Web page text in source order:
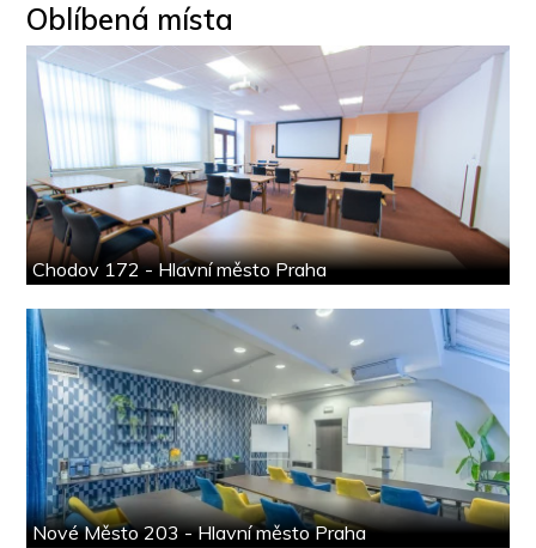
Oblíbená místa
Chodov 172 - Hlavní město Praha
Nové Město 203 - Hlavní město Praha